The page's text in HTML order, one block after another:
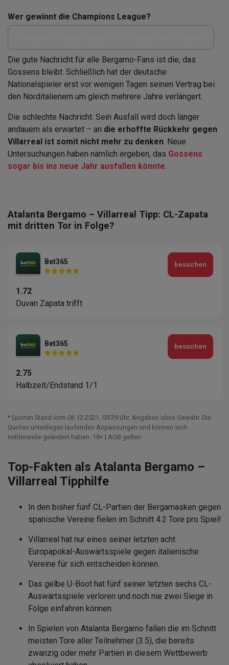
Wer gewinnt die Champions League?
Die gute Nachricht für alle Bergamo-Fans ist die, das
Gossens bleibt. Schließlich hat der deutsche
Nationalspieler erst vor wenigen Tagen seinen Vertrag bei
den Norditalienern um gleich mehrere Jahre verlängert.
Die schlechte Nachricht: Sein Ausfall wird doch länger
andauern als erwartet – an die erhoffte Rückkehr gegen
Villarreal ist somit nicht mehr zu denken. Neue
Untersuchungen haben nämlich ergeben, das Gossens
sogar bis ins neue Jahr ausfallen könnte.
Atalanta Bergamo – Villarreal Tipp: CL-Zapata
mit dritten Tor in Folge?
Bet365
1.72
Duvan Zapata trifft
besuchen
Bet365
2.75
Halbzeit/Endstand 1/1
besuchen
* Quoten Stand vom 06.12.2021‚ 09⁚39 Uhr. Angaben ohne Gewähr. Die
Quoten unterliegen laufenden Anpassungen und können sich
mittlerweile geändert haben. 18+ | AGB gelten
Top-Fakten als Atalanta Bergamo –
Villarreal Tipphilfe
In den bisher fünf CL-Partien der Bergamasken gegen
spanische Vereine fielen im Schnitt 4.2 Tore pro Spiel!
Villarreal hat nur eines seiner letzten acht
Europapokal-Auswärtsspiele gegen italienische
Vereine für sich entscheiden können.
Das gelbe U-Boot hat fünf seiner letzten sechs CL-
Auswärtsspiele verloren und noch nie zwei Siege in
Folge einfahren können.
In Spielen von Atalanta Bergamo fallen die im Schnitt
meisten Tore aller Teilnehmer (3.5), die bereits
zwanzig oder mehr Partien in diesem Wettbewerb